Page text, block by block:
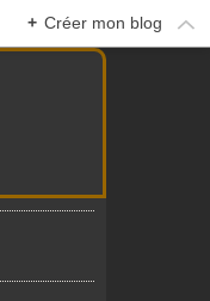
+ Créer mon blog